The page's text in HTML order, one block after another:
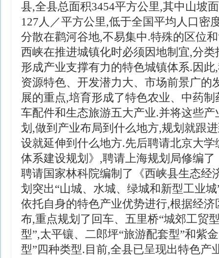
县,全县总面积3454平方公里,其中山坡
127人／平方公里,低于全国平均人口密
分散在鹳河谷地,不易集中.特殊的区位
西峡在推进城镇化时必须因地制宜,分
形成产业支撑有力的特色城镇体系.因
资源特色、开发潜力大、市场前景广的
展的重点,培育形成了特色农业、中药
车配件和生态旅游五大产业.并将这些
划,做到产业布局到什么地方,规划就跟
设就延伸到什么地方.先后聘请北京大
体系建设规划》,聘请上海规划局修编
聘请国家林科院编制了《西峡县生态经
划突出“山城、水城、绿城和新型工业
依托自身的特色产业优势进行,根据经
布,重点规划了回车、五里桥“城郊工贸
型”,太平镶、二郎坪“旅游配套型”和紫
型”四种类型.目前,全县已呈现出特色产